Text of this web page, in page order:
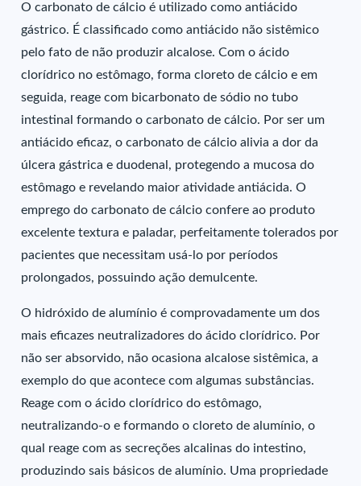
O carbonato de cálcio é utilizado como antiácido
gástrico. É classificado como antiácido não sistêmico
pelo fato de não produzir alcalose. Com o ácido
clorídrico no estômago, forma cloreto de cálcio e em
seguida, reage com bicarbonato de sódio no tubo
intestinal formando o carbonato de cálcio. Por ser um
antiácido eficaz, o carbonato de cálcio alivia a dor da
úlcera gástrica e duodenal, protegendo a mucosa do
estômago e revelando maior atividade antiácida. O
emprego do carbonato de cálcio confere ao produto
excelente textura e paladar, perfeitamente tolerados por
pacientes que necessitam usá-lo por períodos
prolongados, possuindo ação demulcente.
O hidróxido de alumínio é comprovadamente um dos
mais eficazes neutralizadores do ácido clorídrico. Por
não ser absorvido, não ocasiona alcalose sistêmica, a
exemplo do que acontece com algumas substâncias.
Reage com o ácido clorídrico do estômago,
neutralizando-o e formando o cloreto de alumínio, o
qual reage com as secreções alcalinas do intestino,
produzindo sais básicos de alumínio. Uma propriedade